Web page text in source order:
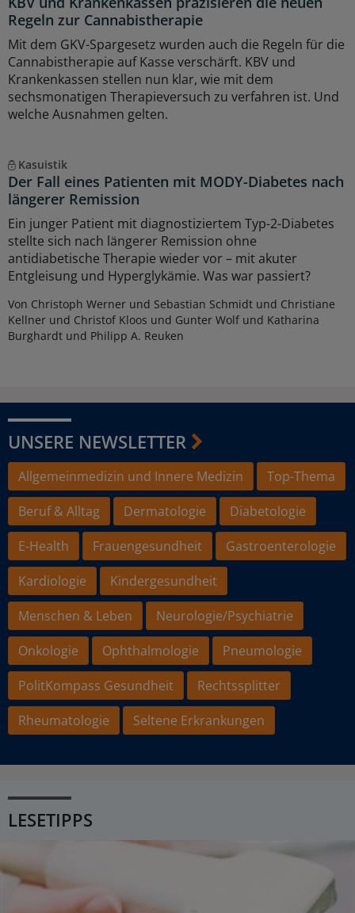
Regeln zur Cannabistherapie
Mit dem GKV-Spargesetz wurden auch die Regeln für die
Cannabistherapie auf Kasse verschärft. KBV und
Krankenkassen stellen nun klar, wie mit dem
sechsmonatigen Therapieversuch zu verfahren ist. Und
welche Ausnahmen gelten.
Kasuistik
Der Fall eines Patienten mit MODY-Diabetes nach
längerer Remission
Ein junger Patient mit diagnostiziertem Typ-2-Diabetes
stellte sich nach längerer Remission ohne
antidiabetische Therapie wieder vor – mit akuter
Entgleisung und Hyperglykämie. Was war passiert?
Von Christoph Werner und Sebastian Schmidt und Christiane
Kellner und Christof Kloos und Gunter Wolf und Katharina
Burghardt und Philipp A. Reuken
UNSERE NEWSLETTER
Allgemeinmedizin und Innere Medizin
Top-Thema
Beruf & Alltag
Dermatologie
Diabetologie
E-Health
Frauengesundheit
Gastroenterologie
Kardiologie
Kindergesundheit
Menschen & Leben
Neurologie/Psychiatrie
Onkologie
Ophthalmologie
Pneumologie
PolitKompass Gesundheit
Rechtssplitter
Rheumatologie
Seltene Erkrankungen
LESETIPPS